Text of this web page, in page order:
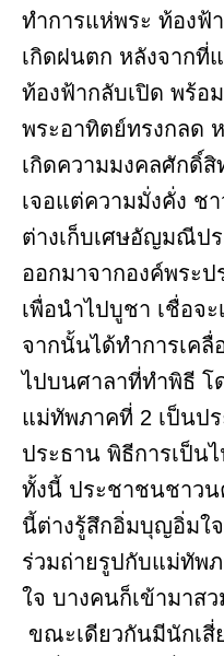
ทำการแห่พระ ท้องฟ้
เกิดฝนตก หลังจากที่
ท้องฟ้ากลับเปิด พร้อ
พระอาทิตย์ทรงกลด
เกิดความมงคลศักดิ์
เจอแต่ความมั่งคั่ง ช
ต่างเก็บเศษอัญมณีป
ออกมาจากองค์พระ
เพื่อนำไปบูชา เชื่อจ
จากนั้นได้ทำการเค
ไปบนศาลาที่ทำพิธี โ
แม่ทัพภาคที่ 2 เป็นป
ประธาน พิธีการเป็น
ทั้งนี้ ประชาชนชาวน
นี้ต่างรู้สึกอิ่มบุญอิ่มใ
ร่วมถ่ายรูปกับแม่ทัพ
ใจ บางคนก็เข้ามาส
ขณะเดียวกันมีนักเสี่